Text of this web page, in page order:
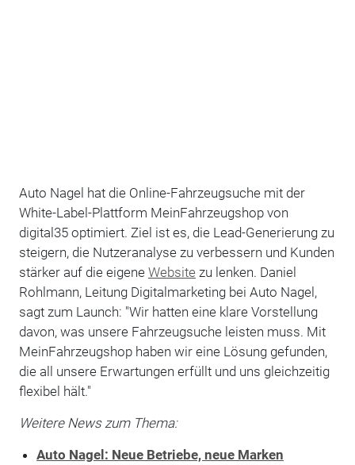
Auto Nagel hat die Online-Fahrzeugsuche mit der
White-Label-Plattform MeinFahrzeugshop von
digital35 optimiert. Ziel ist es, die Lead-Generierung zu
steigern, die Nutzeranalyse zu verbessern und Kunden
stärker auf die eigene Website zu lenken. Daniel
Rohlmann, Leitung Digitalmarketing bei Auto Nagel,
sagt zum Launch: "Wir hatten eine klare Vorstellung
davon, was unsere Fahrzeugsuche leisten muss. Mit
MeinFahrzeugshop haben wir eine Lösung gefunden,
die all unsere Erwartungen erfüllt und uns gleichzeitig
flexibel hält."
Weitere News zum Thema:
Auto Nagel: Neue Betriebe, neue Marken